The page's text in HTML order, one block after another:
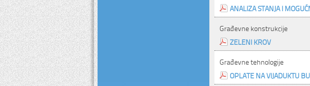
ANALIZA STANJA I
Građevne konstrukcije
ZELENI KROV
Građevne tehnologije
OPLATE NA VIJADUKTU